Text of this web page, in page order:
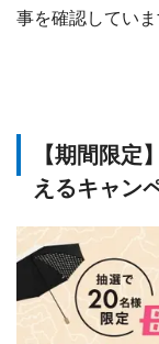
事を確認していま
【期間限
えるキャン